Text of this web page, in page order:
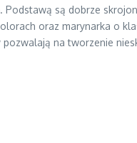
. Podstawą są dobrze
oraz marynarka o
na tworzenie